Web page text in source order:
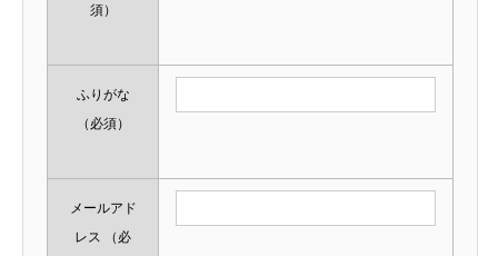
須）
ふりがな
（必須）
メールアド
レス
（必